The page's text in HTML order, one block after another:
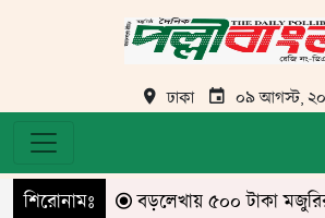
ঢাকা ০৯ আগস্ট,
শিরোনামঃবড়লেখায় ৫০০ টাকা মজুরির